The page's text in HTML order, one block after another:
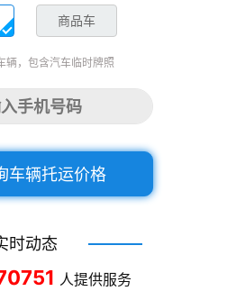
商品车
辆，包含汽车临时牌照
车辆托运价格
时动态
人提供服务